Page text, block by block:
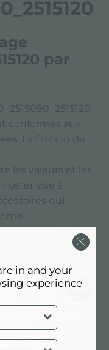
par
conformes aux
La finition de
les valeurs et les
vise à
qui
in and your
experience